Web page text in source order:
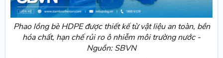
Phao lồng bè HDPE được thiết kế từ vật liệu an toàn, bền
hóa chất, hạn chế rủi ro ô nhiễm môi trường nước -
Nguồn: SBVN